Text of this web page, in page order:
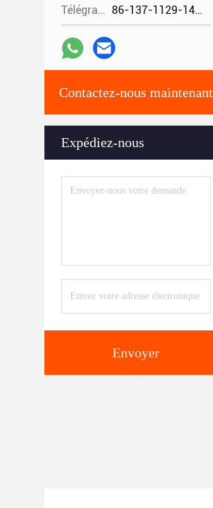
Télégramme: 86-137-1129-1448
Contactez-nous maintenant
Expédiez-nous
Envoyer